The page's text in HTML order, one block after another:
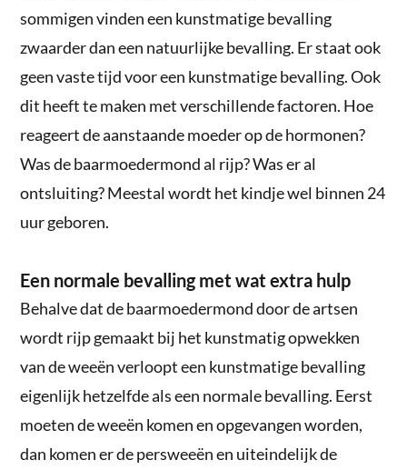
sommigen vinden een kunstmatige bevalling
zwaarder dan een natuurlijke bevalling. Er staat ook
geen vaste tijd voor een kunstmatige bevalling. Ook
dit heeft te maken met verschillende factoren. Hoe
reageert de aanstaande moeder op de hormonen?
Was de baarmoedermond al rijp? Was er al
ontsluiting? Meestal wordt het kindje wel binnen 24
uur geboren.
Een normale bevalling met wat extra hulp
Behalve dat de baarmoedermond door de artsen
wordt rijp gemaakt bij het kunstmatig opwekken
van de weeën verloopt een kunstmatige bevalling
eigenlijk hetzelfde als een normale bevalling. Eerst
moeten de weeën komen en opgevangen worden,
dan komen er de persweeën en uiteindelijk de